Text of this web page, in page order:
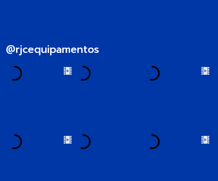
@rjcequipamentos